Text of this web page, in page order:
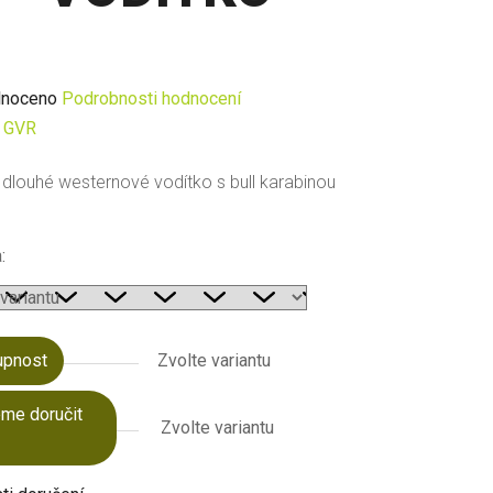
Podrobnosti hodnocení
GVR
dlouhé westernové vodítko s bull karabinou
Zvolte variantu
doručit
Zvolte variantu